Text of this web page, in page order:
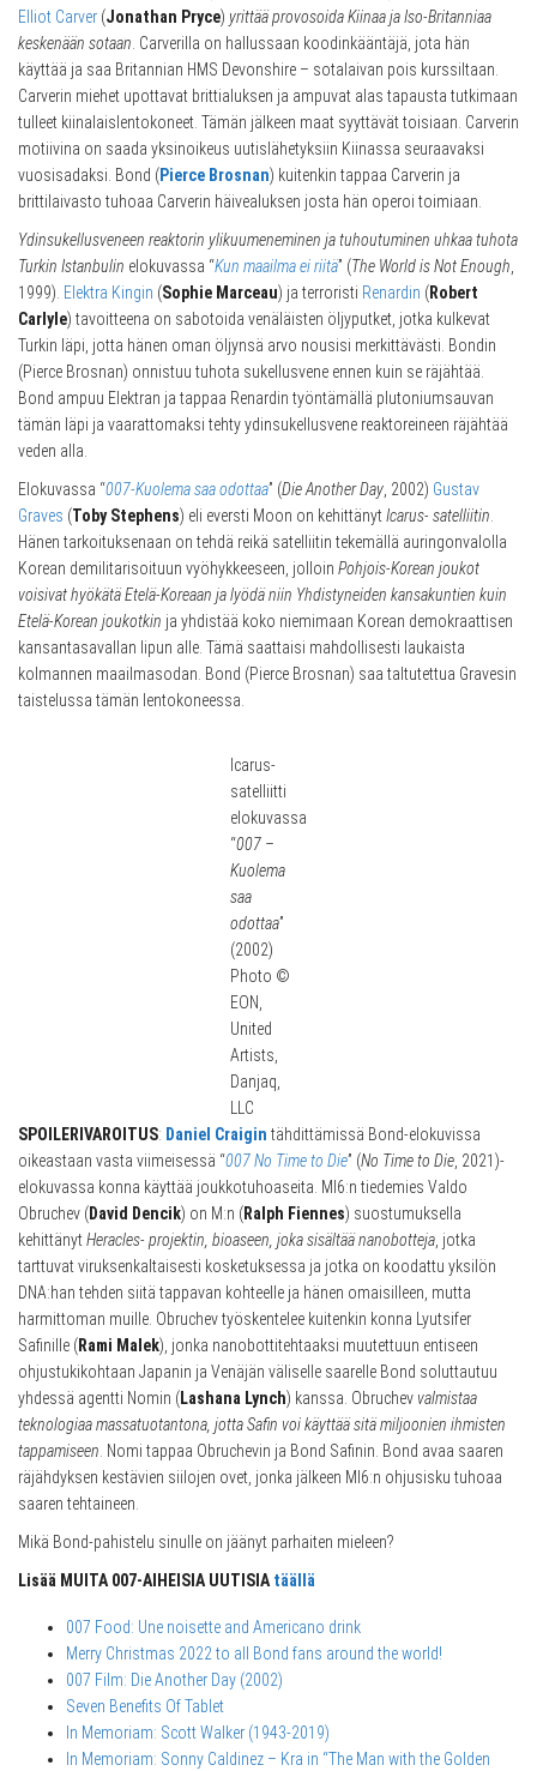
Elliot Carver (Jonathan Pryce) yrittää provosoida Kiinaa ja Iso-Britanniaa
keskenään sotaan . Carverilla on hallussaan koodinkääntäjä, jota hän
käyttää ja saa Britannian HMS Devonshire – sotalaivan pois kurssiltaan.
Carverin miehet upottavat brittialuksen ja ampuvat alas tapausta tutkimaan
tulleet kiinalaislentokoneet. Tämän jälkeen maat syyttävät toisiaan. Carverin
motiivina on saada yksinoikeus uutislähetyksiin Kiinassa seuraavaksi
vuosisadaksi. Bond (Pierce Brosnan) kuitenkin tappaa Carverin ja
brittilaivasto tuhoaa Carverin häivealuksen josta hän operoi toimiaan.
Ydinsukellusveneen reaktorin ylikuumeneminen ja tuhoutuminen uhkaa tuhota
Turkin Istanbulin elokuvassa “Kun maailma ei riitä” (The World is Not Enough
1999). Elektra Kingin (Sophie Marceau) ja terroristi Renardin (Robert
Carlyle) tavoitteena on sabotoida venäläisten öljyputket, jotka kulkevat
Turkin läpi, jotta hänen oman öljynsä arvo nousisi merkittävästi. Bondin
(Pierce Brosnan) onnistuu tuhota sukellusvene ennen kuin se räjähtää.
Bond ampuu Elektran ja tappaa Renardin työntämällä plutoniumsauvan
tämän läpi ja vaarattomaksi tehty ydinsukellusvene reaktoreineen räjähtää
veden alla.
Elokuvassa “007-Kuolema saa odottaa” (Die Another Day , 2002) Gustav
Graves (Toby Stephens) eli eversti Moon on kehittänytIcarus- satelliitin
Hänen tarkoituksenaan on tehdä reikä satelliitin tekemällä auringonvalolla
Korean demilitarisoituun vyöhykkeeseen, jolloin Pohjois-Korean joukot
voisivat hyökätä Etelä-Koreaan ja lyödä niin Yhdistyneiden kansakuntien kuin
Etelä-Korean joukotkin ja yhdistää koko niemimaan Korean demokraattisen
kansantasavallan lipun alle. Tämä saattaisi mahdollisesti laukaista
kolmannen maailmasodan. Bond (Pierce Brosnan) saa taltutettua Gravesin
taistelussa tämän lentokoneessa.
Icarus-
satelliitti
elokuvassa
“007 –
Kuolema
saa
odottaa”
(2002)
Photo ©
EON,
United
Artists,
Danjaq,
LLC
SPOILERIVAROITUS: Daniel Craigin tähdittämissä Bond-elokuvissa
oikeastaan vasta viimeisessä “007 No Time to Die” (No Time to Die , 2021)-
elokuvassa konna käyttää joukkotuhoaseita. MI6:n tiedemies Valdo
Obruchev (David Dencik) on M:n (Ralph Fiennes) suostumuksella
kehittänytHeracles- projektin, bioaseen, joka sisältää nanobotteja , jotka
tarttuvat viruksenkaltaisesti kosketuksessa ja jotka on koodattu yksilön
DNA:han tehden siitä tappavan kohteelle ja hänen omaisilleen, mutta
harmittoman muille. Obruchev työskentelee kuitenkin konna Lyutsifer
Safinille (Rami Malek), jonka nanobottitehtaaksi muutettuun entiseen
ohjustukikohtaan Japanin ja Venäjän väliselle saarelle Bond soluttautuu
yhdessä agentti Nomin (Lashana Lynch) kanssa. Obruchev valmistaa
teknologiaa massatuotantona, jotta Safin voi käyttää sitä miljoonien ihmisten
tappamiseen . Nomi tappaa Obruchevin ja Bond Safinin. Bond avaa saaren
räjähdyksen kestävien siilojen ovet, jonka jälkeen MI6:n ohjusisku tuhoaa
saaren tehtaineen.
Mikä Bond-pahistelu sinulle on jäänyt parhaiten mieleen?
Lisää MUITA 007-AIHEISIA UUTISIA täällä
007 Food: Une noisette and Americano drink
Merry Christmas 2022 to all Bond fans around the world!
007 Film: Die Another Day (2002)
Seven Benefits Of Tablet
In Memoriam: Scott Walker (1943-2019)
In Memoriam: Sonny Caldinez – Kra in “The Man with the Golden